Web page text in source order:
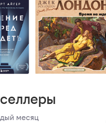
месяц